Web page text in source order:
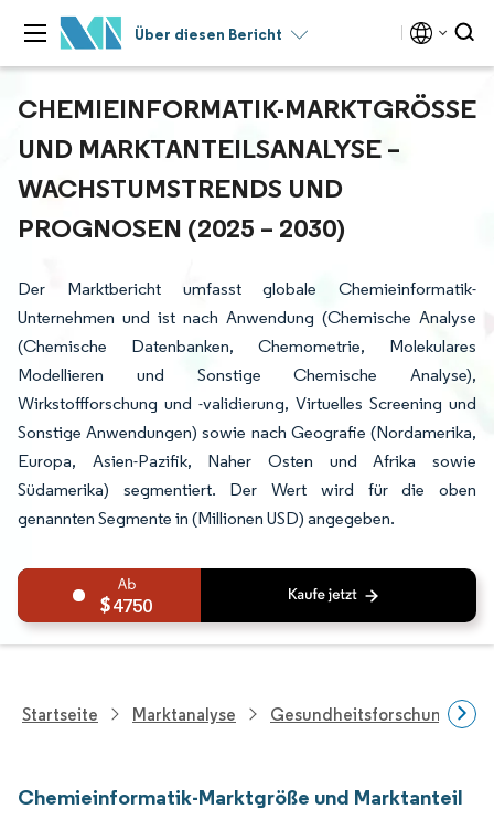
Über diesen Bericht
CHEMIEINFORMATIK-MARKTGRÖSSE U
ND MARKTANTEILSANALYSE – W
ACHSTUMSTRENDS UND P
ROGNOSEN (2025 – 2030)
Der Marktbericht umfasst globale Chemieinformatik-
Unternehmen und ist nach Anwendung (Chemische Analyse
(Chemische Datenbanken, Chemometrie, Molekulares
Modellieren und Sonstige Chemische Analyse),
Wirkstoffforschung und -validierung, Virtuelles Screening und
Sonstige Anwendungen) sowie nach Geografie (Nordamerika,
Europa, Asien-Pazifik, Naher Osten und Afrika sowie
Südamerika) segmentiert. Der Wert wird für die oben
genannten Segmente in (Millionen USD) angegeben.
4750
Startseite Marktanalyse Gesundheitsforschung
Chemieinformatik-Marktgröße und Marktanteil